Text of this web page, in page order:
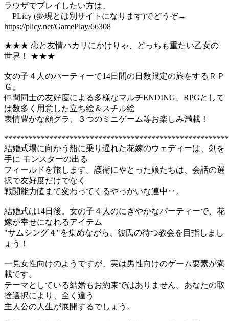
ラウザでプレイしたい方は、
PLicy (夢現とは別サイトになります)でどうぞ→
https://plicy.net/GamePlay/66308
★★★ 恋と友情ハカリにかけりゃ、どっちも重たい乙女の
世界！ ★★★
女の子４人のパーティーで14日間の日数限定の旅をするＲＰ
Ｇ。
仲間同士の友好度による多様なマルチENDING、RPGとして
は数多く用意した立ち絵＆スチル絵
表情豊かな顔グラ、３つのミニゲーム等お楽しみ満載！
結婚式場に向かう船に乗り遅れた花嫁のウェディーは、剣を
手に モンスターの出る
フィールドを旅します。護衛にやとった娘たちは、会話の選
択で友好度だけでなく
戦闘能力値まで変わってくるやっかいな連中‥。
結婚式は14日後。女の子４人のにぎやかなパーティーで、花
嫁が幸せになれるアイテム
"サムシング４"を集めながら、彼氏の待つ教会を目指しまし
ょう！
一見女性向けのようですが、実は男性向けのゲーム要素が満
載です。
テーマとしている結婚もお約束ではありません。あなたの取
捨選択により、全く違う
主人公の人生が展開するでしょう。